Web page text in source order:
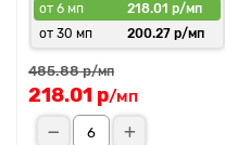
от 6 мп
218.01 р/мп
от 30 мп
200.27 р/мп
485.88 р/мп
218.01 р/мп